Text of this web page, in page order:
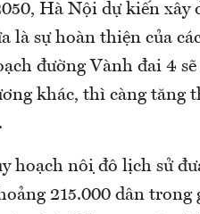
Hà Nội dự kiến xây
là sự hoàn thiện của
đường Vành đai 4
khác, thì càng tăng
hoạch nội đô lịch sử
215.000 dân